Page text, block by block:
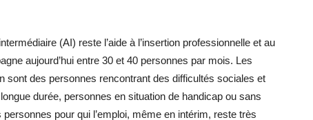
(AI) reste l’aide à l’insertion professionnelle et au
aujourd’hui entre 30 et 40 personnes par mois. Les
sont des personnes rencontrant des difficultés sociales et
durée, personnes en situation de handicap ou sans
pour qui l’emploi, même en intérim, reste très